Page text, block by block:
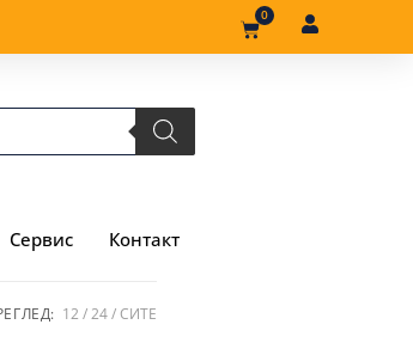
0
Сервис Контакт
12 24 СИТЕ